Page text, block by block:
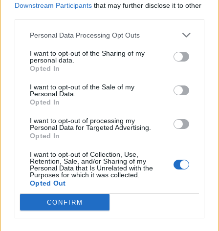
Downstream Participants that may further disclose it to other
Personal Data Processing Opt Outs
I want to opt-out of the Sharing of my
personal data.
Opted In
I want to opt-out of the Sale of my
Personal Data.
Opted In
I want to opt-out of processing my
Personal Data for Targeted Advertising.
Opted In
I want to opt-out of Collection, Use,
Retention, Sale, and/or Sharing of my
Personal Data that Is Unrelated with the
Purposes for which it was collected.
Opted Out
CONFIRM
Ajax ziet kans schoon: strijd om Van Rooij barst
Hart gaf de doorslag': Ouazane verkiest Marokko
Dit verdient Dusan Tadic bij NEC: salaris en
Ajax dicht bij komst Arokodare: huurdeal met
Ajax helpt Burnley uit de brand met afgeknipte
sokken na blunder met tenues
Hakim Ziyech verhuurt opnieuw luxe